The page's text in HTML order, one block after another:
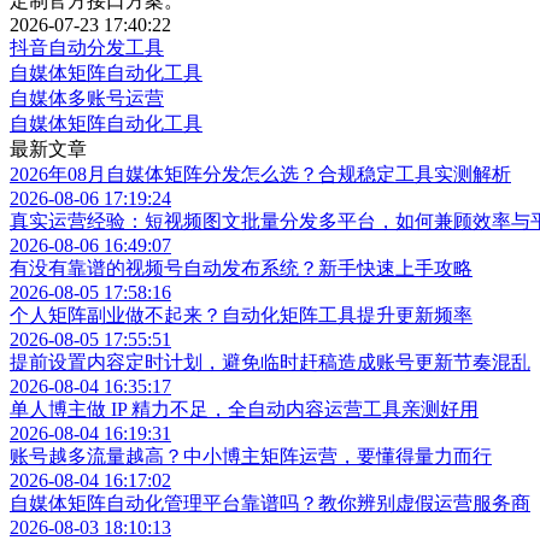
2026-07-23 17:40:22
抖音自动分发工具
自媒体矩阵自动化工具
自媒体多账号运营
自媒体矩阵自动化工具
最新文章
2026年08月自媒体矩阵分发怎么选？合规稳定工具实测解析
2026-08-06 17:19:24
真实运营经验：短视频图文批量分发多平台，如何兼顾效率与
2026-08-06 16:49:07
有没有靠谱的视频号自动发布系统？新手快速上手攻略
2026-08-05 17:58:16
个人矩阵副业做不起来？自动化矩阵工具提升更新频率
2026-08-05 17:55:51
提前设置内容定时计划，避免临时赶稿造成账号更新节奏混乱
2026-08-04 16:35:17
单人博主做 IP 精力不足，全自动内容运营工具亲测好用
2026-08-04 16:19:31
账号越多流量越高？中小博主矩阵运营，要懂得量力而行
2026-08-04 16:17:02
自媒体矩阵自动化管理平台靠谱吗？教你辨别虚假运营服务商
2026-08-03 18:10:13